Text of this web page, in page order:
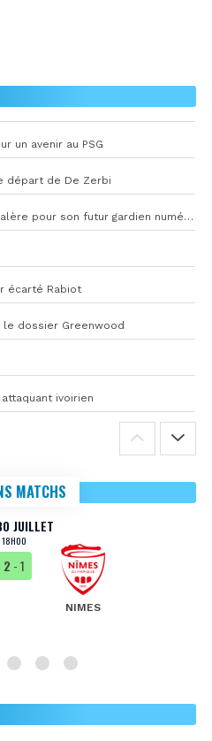
un avenir au PSG
départ de De Zerbi
Restes, Atubolu, Bulka… L’OM galère pour son futur gardien numéro 1
écarté Rabiot
le dossier Greenwood
attaquant ivoirien
MATCHS
JUILLET
18H00
2 - 1
NIMES